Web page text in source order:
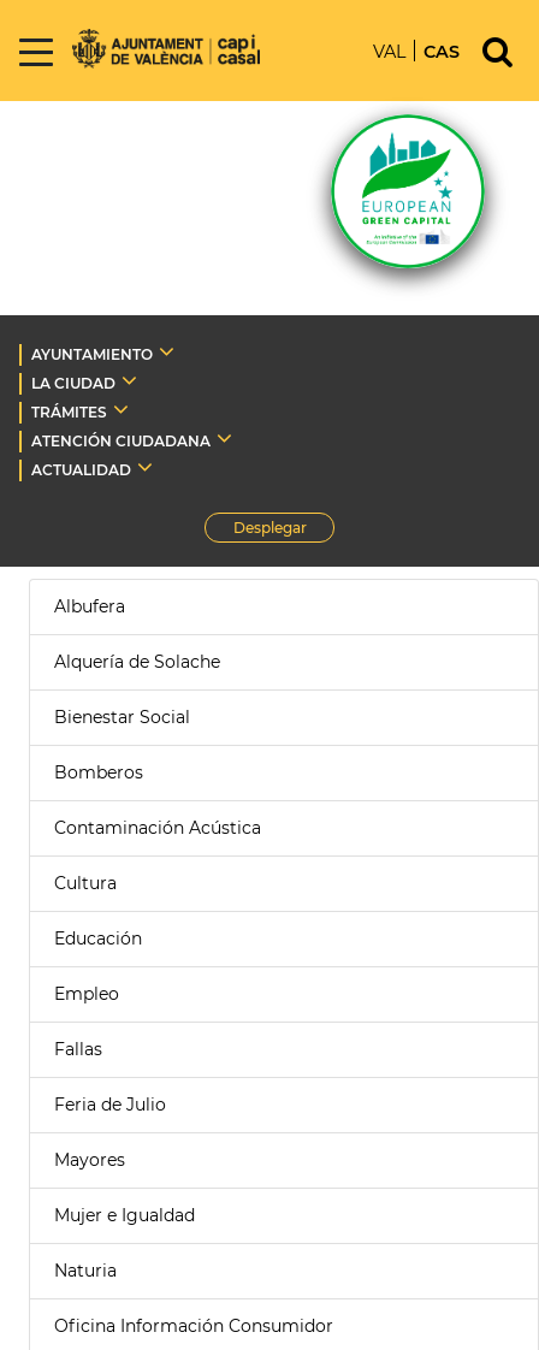
VAL CAS
AYUNTAMIENTO
LA CIUDAD
TRÁMITES
ATENCIÓN CIUDADANA
ACTUALIDAD
Desplegar
Albufera
Alquería de Solache
Bienestar Social
Bomberos
Contaminación Acústica
Cultura
Educación
Empleo
Fallas
Feria de Julio
Mayores
Mujer e Igualdad
Naturia
Oficina Información Consumidor